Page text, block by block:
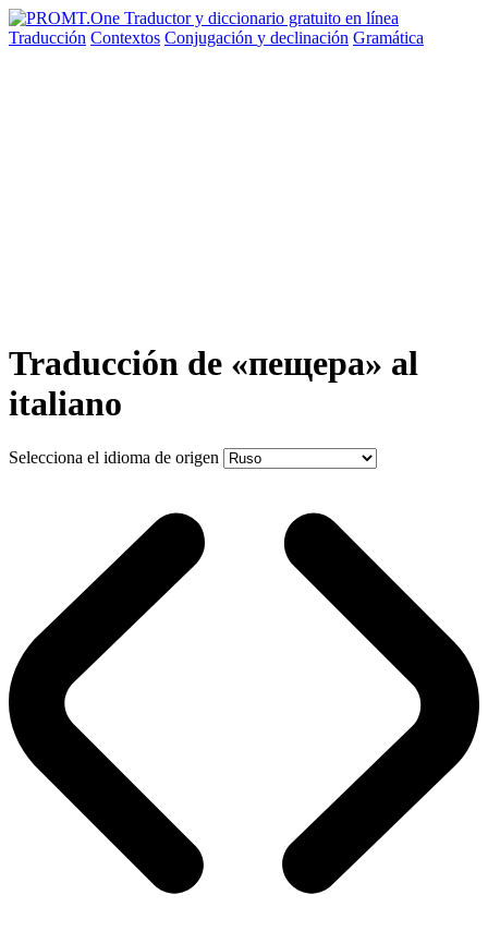
Traducción Contextos Conjugación y declinación Gramática
Traducción de «пещера» al
italiano
Selecciona el idioma de origen